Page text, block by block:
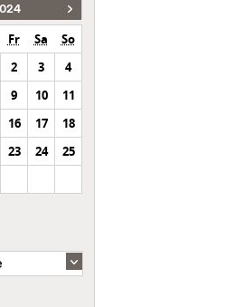
Fr Sa
So
2 3
4
9 10
11
16 17
18
23 24
25